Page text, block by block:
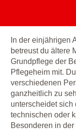
In der einjährigen
betreust du ältere
Grundpflege der
Pflegeheim mit.
verschiedenen
ganzheitlich zu
unterscheidet sich
technischen oder
Besonderen in